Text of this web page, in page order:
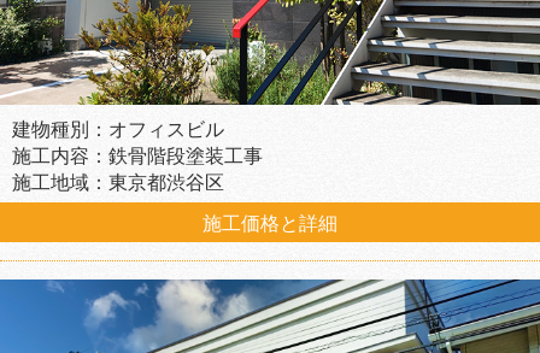
建物種別：オフィスビル
施工内容：鉄骨階段塗装工事
施工地域：東京都渋谷区
施工価格と詳細